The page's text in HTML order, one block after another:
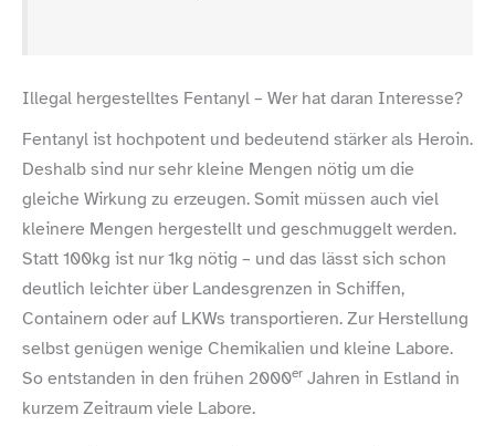
Illegal hergestelltes Fentanyl – Wer hat daran Interesse?
Fentanyl ist hochpotent und bedeutend stärker als Heroin.
Deshalb sind nur sehr kleine Mengen nötig um die
gleiche Wirkung zu erzeugen. Somit müssen auch viel
kleinere Mengen hergestellt und geschmuggelt werden.
Statt 100kg ist nur 1kg nötig – und das lässt sich schon
deutlich leichter über Landesgrenzen in Schiffen,
Containern oder auf LKWs transportieren. Zur Herstellung
selbst genügen wenige Chemikalien und kleine Labore.
So entstanden in den frühen 2000er Jahren in Estland in
kurzem Zeitraum viele Labore.